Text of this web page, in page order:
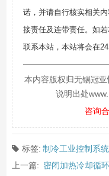
诺，并请自行核实相关
接责任及连带责任。如
联系本站，本站将会在24
本内容版权归无锡冠
说明出处
咨询
标签: 制冷工业控制系统
上一篇: 密闭加热冷却循